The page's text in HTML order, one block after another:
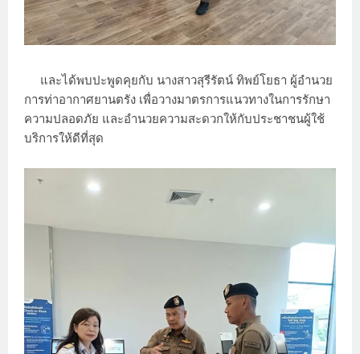
และได้พบปะพูดคุยกับ นางสาวสุรีรัตน์ ทิพย์โยธา ผู้อำนวย
การท่าอากาศยานตรัง เพื่อวางมาตรการแนวทางในการรักษา
ความปลอดภัย และอำนวยความสะดวกให้กับประชาชนผู้ใช้
บริการให้ดีที่สุด